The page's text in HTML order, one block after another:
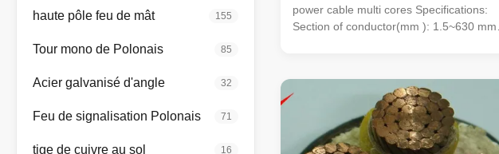
haute pôle feu de mât 155
Tour mono de Polonais 85
Acier galvanisé d'angle 32
Feu de signalisation Polonais 71
tige de cuivre au sol 16
power cable multi cores Specifications:
Section of conductor(mm ): 1.5~630 mm2
Oxygen Free Copper or Aluminum alloy
Voltage : up to 220kv No. of cores: 1, 2, 3,
4, 5, 3+1, 4+1, 3+2 Standards: The
Products are mainly complying with IEC
60502 standard, also can be produced